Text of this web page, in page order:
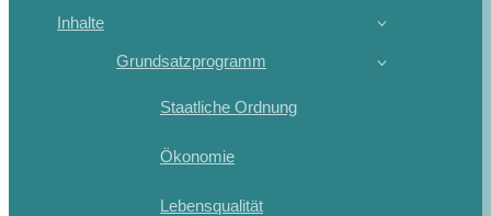
Inhalte
Grundsatzprogramm
Staatliche Ordnung
Ökonomie
Lebensqualität